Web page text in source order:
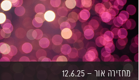
מחזירה אור – 12.6.25